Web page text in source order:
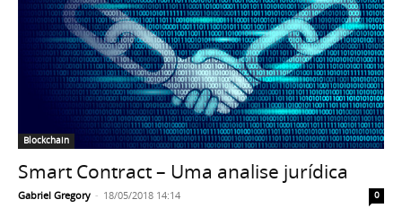
Blockchain
Smart Contract – Uma analise jurídica
Gabriel Gregory - 18/05/2018 14:14 0